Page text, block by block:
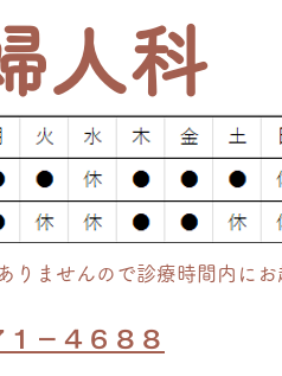
人科
－４６８８
りませんので診療時間内にお